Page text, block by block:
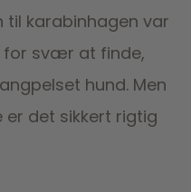
til karabinhagen var
for svær at finde,
hund. Men
er det sikkert rigtig